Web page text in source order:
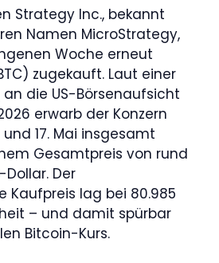
Strategy Inc., bekannt
Namen MicroStrategy,
Woche erneut
zugekauft. Laut einer
die US-Börsenaufsicht
erwarb der Konzern
und 17. Mai insgesamt
Gesamtpreis von rund
Dollar. Der
Kaufpreis lag bei 80.985
– und damit spürbar
Bitcoin-Kurs.